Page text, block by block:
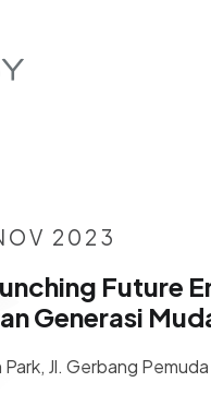
2023
Future
Generasi
Jl. Gerbang